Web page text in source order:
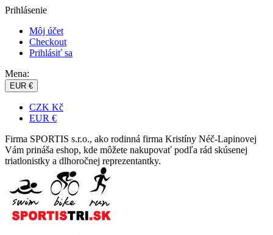
Prihlásenie
Môj účet
Checkout
Prihlásiť sa
Mena:
EUR €
CZK Kč
EUR €
Firma SPORTIS s.r.o., ako rodinná firma Kristíny Néč-Lapinovej
Vám prináša eshop, kde môžete nakupovať podľa rád skúsenej
triatlonistky a dlhoročnej reprezentantky.